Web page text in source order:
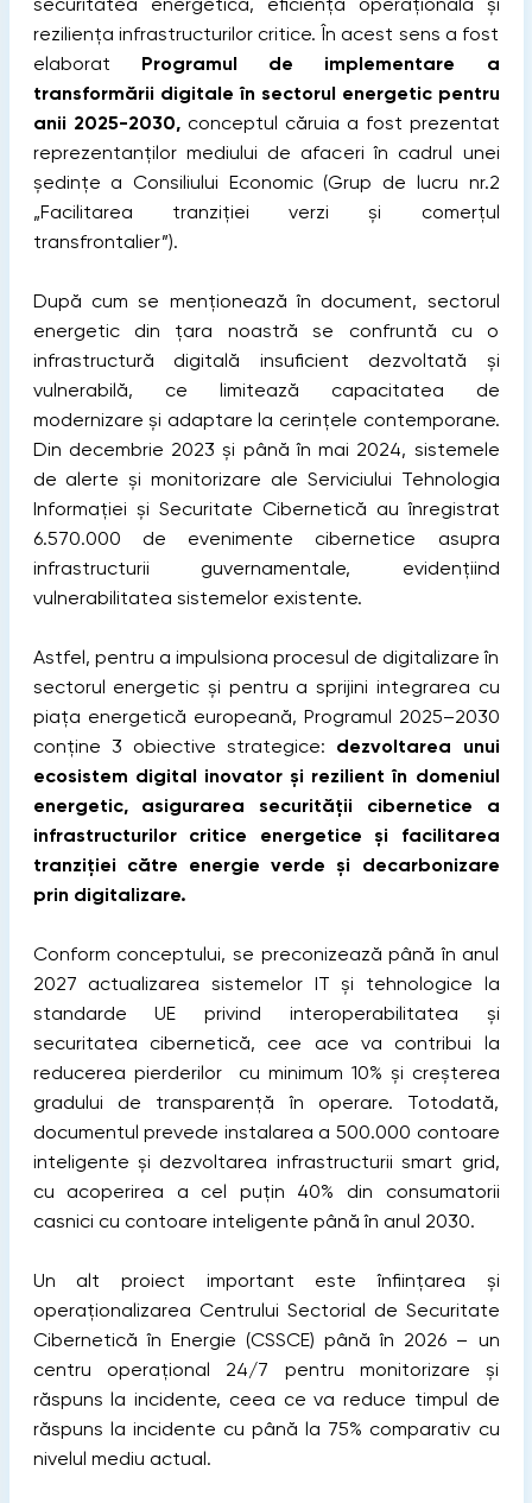
reziliența infrastructurilor critice. În acest sens a fost
elaborat Programul de implementare a
transformării digitale în sectorul energetic pentru
anii 2025-2030, conceptul căruia a fost prezentat
reprezentanților mediului de afaceri în cadrul unei
ședințe a Consiliului Economic (Grup de lucru nr.2
„Facilitarea tranziției verzi și comerțul
transfrontalier”).
După cum se menționează în document, sectorul
energetic din țara noastră se confruntă cu o
infrastructură digitală insuficient dezvoltată și
vulnerabilă, ce limitează capacitatea de
modernizare și adaptare la cerințele contemporane.
Din decembrie 2023 și până în mai 2024, sistemele
de alerte și monitorizare ale Serviciului Tehnologia
Informației și Securitate Cibernetică au înregistrat
6.570.000 de evenimente cibernetice asupra
infrastructurii guvernamentale, evidențiind
vulnerabilitatea sistemelor existente.
Astfel, pentru a impulsiona procesul de digitalizare în
sectorul energetic și pentru a sprijini integrarea cu
piața energetică europeană, Programul 2025–2030
conține 3 obiective strategice: dezvoltarea unui
ecosistem digital inovator și rezilient în domeniul
energetic, asigurarea securității cibernetice a
infrastructurilor critice energetice și facilitarea
tranziției către energie verde și decarbonizare
prin digitalizare.
Conform conceptului, se preconizează până în anul
2027 actualizarea sistemelor IT și tehnologice la
standarde UE privind interoperabilitatea și
securitatea cibernetică, cee ace va contribui la
reducerea pierderilor cu minimum 10% și creșterea
gradului de transparență în operare. Totodată,
documentul prevede instalarea a 500.000 contoare
inteligente și dezvoltarea infrastructurii smart grid,
cu acoperirea a cel puțin 40% din consumatorii
casnici cu contoare inteligente până în anul 2030.
Un alt proiect important este înființarea și
operaționalizarea Centrului Sectorial de Securitate
Cibernetică în Energie (CSSCE) până în 2026 – un
centru operațional 24/7 pentru monitorizare și
răspuns la incidente, ceea ce va reduce timpul de
răspuns la incidente cu până la 75% comparativ cu
nivelul mediu actual.